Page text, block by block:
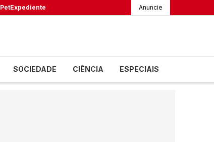
PetExpediente Anuncie
SOCIEDADE CIÊNCIA ESPECIAIS